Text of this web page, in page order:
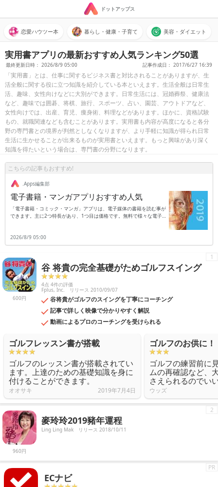
ドットアップス
恋愛ハウツー本 暮らし・健康・子育て 美容・ダイエット
実用書アプリの最新おすすめ人気ランキング50選
最終更新日時： 2026/8/9 05:00 記事作成日： 2017/6/27 16:39
「実用書」とは、仕事に関するビジネス書と対比されることがありますが、生
活全般に関する役に立つ知識を紹介している本といえます。生活全般は日常生
活、趣味、女性向けなどに大別ができます。日常生活には、冠婚葬祭、健康法
など、趣味では囲碁、将棋、旅行、スポーツ、占い、園芸、アウトドアなど、
女性向けでは、出産、育児、痩身術、料理などがあります。ほかに、資格試験
もの、就職関連なども含むことがあります。実用書も内容が高度になると各分
野の専門書との境界が判然としなくなりますが、より手軽に知識が得られ日常
生活に生かせることが出来るものが実用書といえます。もっと興味があり深く
知識を得たいという場合は、専門書の分野になります。
こちらの記事もおすすめ!
.Apps編集部
電子書籍・マンガアプリおすすめ人気
「電子書籍・コミック・マンガ」アプリは、電子媒体の書籍を読む事が
できます。主に2つ特長があり、1つ目は価格です。無料で様々な電子
っては、指定価格での購入が必要になる場合があります。2つ目は品揃
えで、非常に多彩なジャンルの書籍を楽しむ事ができます。洋書や全巻
ても、直ちに検索できる機能も完備されています。前回読んだ特定の箇
所を、自動表示させる機能も備わっているのです。便利に読書を楽しみ
たい時は、アプリはダウンロードしておきましょう。※紹介中のアプリ
は一部無料・有料版を含みます。
2026/8/9 05:00
600円
谷 将貴の完全基礎がためゴルフスイング
4点 4件の評価
Fplus, Inc. リリース 2010/09/07
谷将貴がゴルフのスイングを丁寧にコーチング
記事で詳しく映像で分かりやすく解説
動画によるプロのコーチングを受けられる
1
ゴルフレッスン書が搭載
ゴルフのレッスン書が搭載されてい
ます。上達のための基礎知識を身に
付けることができます。
オオサキ 2019年7月4日
ゴルフのお供に！
ゴルフの練習前に
ムの再確認など、
さえられるのでい
ウッズ
960円
麥玲玲2019豬年運程
Ling Ling Mak リリース 2018/10/11
2
ECナビ
PR